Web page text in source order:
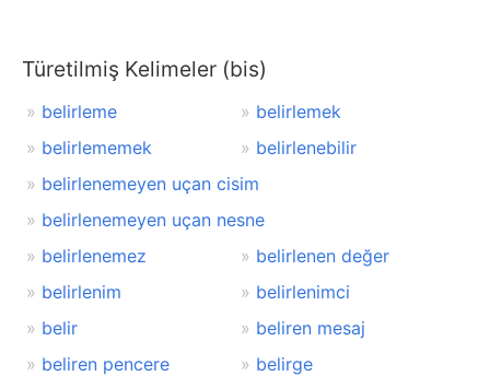
Türetilmiş Kelimeler (bis)
belirleme
belirlemek
belirlememek
belirlenebilir
belirlenemeyen uçan cisim
belirlenemeyen uçan nesne
belirlenemez
belirlenen değer
belirlenim
belirlenimci
belir
beliren mesaj
beliren pencere
belirge